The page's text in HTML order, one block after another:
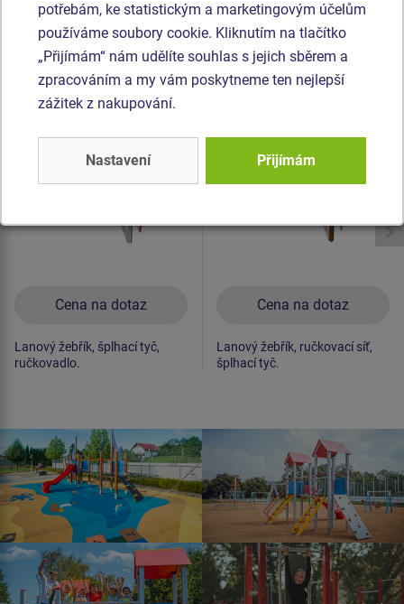
Podobnézboží
Produkt - SSE-8309K-20
Šplhací sestava -
celokovová
Cena na dotaz
Novinka
Lanový žebřík, šplhací tyč,
ručkovadlo.
Produkt - SSE-8312K-20
Šplhací sestava -
Cena na dotaz
Lanový žebřík, ručkovací síť,
šplhací tyč.
potřebám, ke statistickým a marketingovým účelům
používáme soubory cookie. Kliknutím na tlačítko
„Přijímám“ nám udělíte souhlas s jejich sběrem a
zpracováním a my vám poskytneme ten nejlepší
zážitek z nakupování.
Nastavení Přijímám